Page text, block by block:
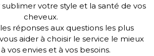
votre style et la santé de vos
cheveux.
réponses aux questions les plus
aider à choisir le service le mieux
vos envies et à vos besoins.